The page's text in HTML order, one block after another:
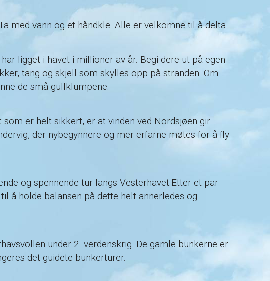
med vann og et håndkle. Alle er velkomne til å delta.
ligget i havet i millioner av år. Begi dere ut på egen
tang og skjell som skylles opp på stranden. Om
de små gullklumpene.
er helt sikkert, er at vinden ved Nordsjøen gir
der nybegynnere og mer erfarne møtes for å fly
og spennende tur langs Vesterhavet.Etter et par
å holde balansen på dette helt annerledes og
under 2. verdenskrig. De gamle bunkerne er
det guidete bunkerturer.